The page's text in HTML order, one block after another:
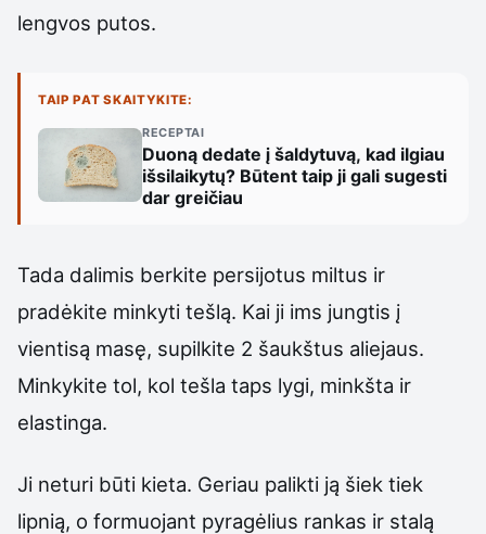
lengvos putos.
TAIP PAT SKAITYKITE:
RECEPTAI
Duoną dedate į šaldytuvą, kad ilgiau
išsilaikytų? Būtent taip ji gali sugesti
dar greičiau
Tada dalimis berkite persijotus miltus ir
pradėkite minkyti tešlą. Kai ji ims jungtis į
vientisą masę, supilkite 2 šaukštus aliejaus.
Minkykite tol, kol tešla taps lygi, minkšta ir
elastinga.
Ji neturi būti kieta. Geriau palikti ją šiek tiek
lipnią, o formuojant pyragėlius rankas ir stalą